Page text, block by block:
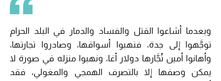
وبعدما أشاعوا القتل والفساد والدمار في البلد الحرام
توجَّهوا إلى جدة، فنهبوا أسواقها، وصادروا تجارتها،
وأهانوا أمين تُجَّارها دولار أغا، ونهبوا منزله في صورة لا
يمكن وصفها إلا بالتصرف الهمجي والمغولي، فقد